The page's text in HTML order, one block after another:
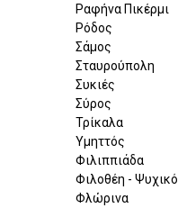
Ραφήνα Πικέρμι
Ρόδος
Σάμος
Σταυρούπολη
Συκιές
Σύρος
Τρίκαλα
Υμηττός
Φιλιππιάδα
Φιλοθέη - Ψυχικό
Φλώρινα